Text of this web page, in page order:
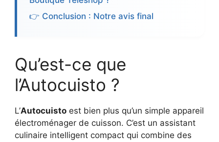
👉 Conclusion : Notre avis final
Qu’est-ce que
l’Autocuisto ?
L’Autocuisto est bien plus qu’un simple appareil
électroménager de cuisson. C’est un assistant
culinaire intelligent compact qui combine des